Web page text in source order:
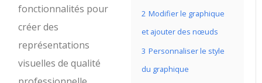
2 Modifier le graphique
et ajouter des nœuds
3 Personnaliser le style
du graphique
fonctionnalités pour
créer des
représentations
visuelles de qualité